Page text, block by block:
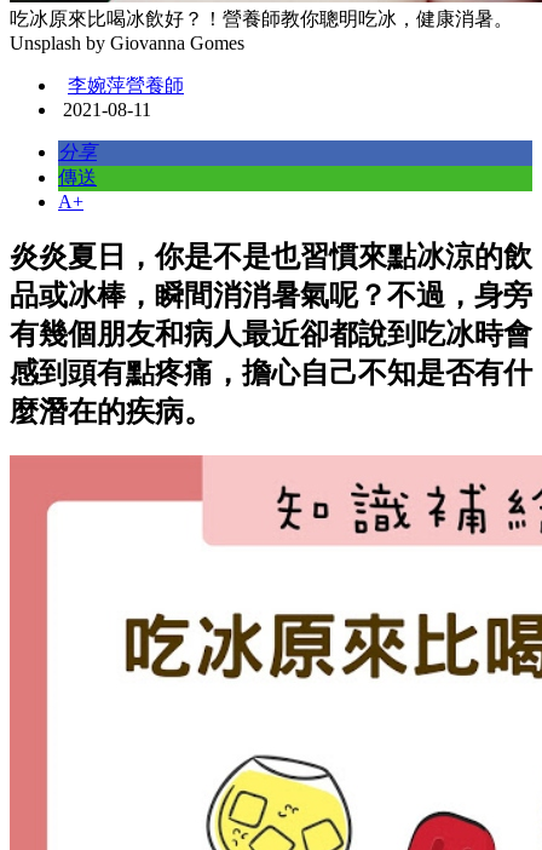
吃冰原來比喝冰飲好？！營養師教你聰明吃冰，健康消暑。
Unsplash by Giovanna Gomes
李婉萍營養師
2021-08-11
分享
傳送
A+
炎炎夏日，你是不是也習慣來點冰涼的飲
品或冰棒，瞬間消消暑氣呢？不過，身旁
有幾個朋友和病人最近卻都說到吃冰時會
感到頭有點疼痛，擔心自己不知是否有什
麼潛在的疾病。